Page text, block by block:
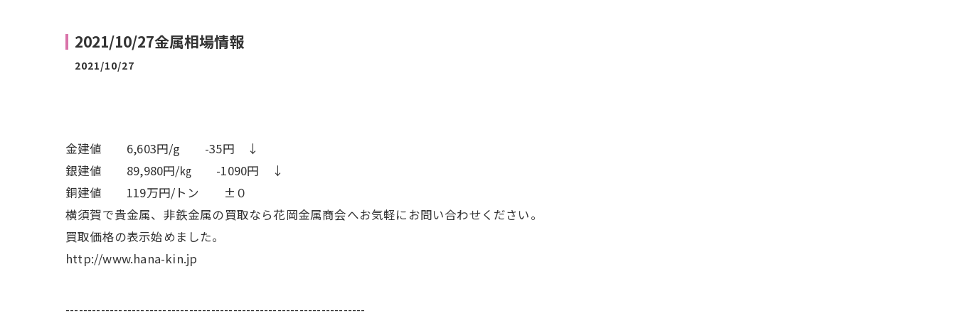
2021/10/27金属相場情報
2021/10/27
金建値 6,603円/g -35円 ↓
銀建値 89,980円/㎏ -1090円 ↓
銅建値 119万円/トン ±０
横須賀で貴金属、非鉄金属の買取なら花岡金属商会へお気軽にお問い合わせください。
買取価格の表示始めました。
http://www.hana-kin.jp
--------------------------------------------------------------------